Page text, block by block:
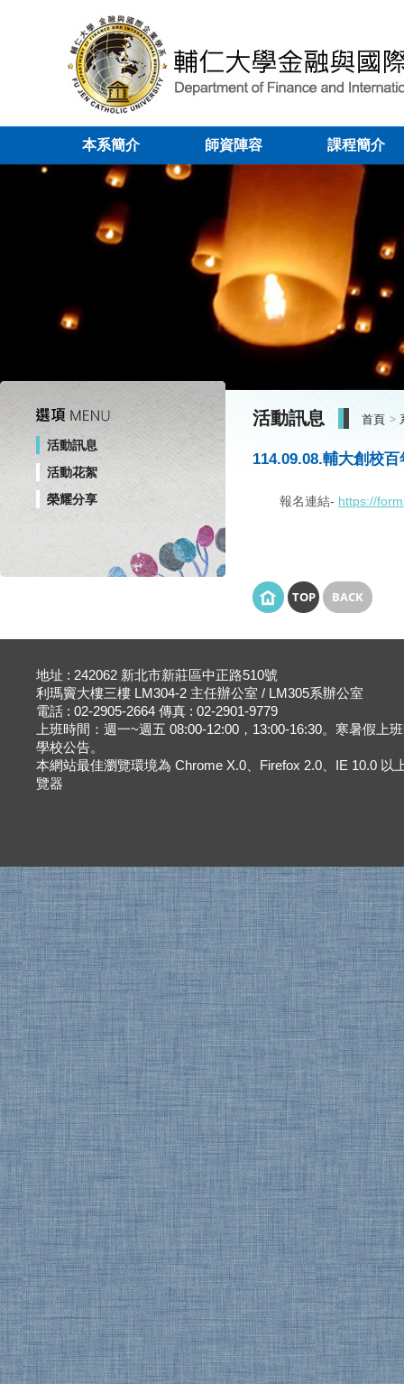
本系簡介 師資陣容 課程簡介
活動訊息
活動花絮
榮耀分享
活動訊息 首頁
114.09.08.輔大創校
報名連結- https://
TOP BACK
地址 : 242062 新北市新莊區中正路510號
利瑪竇大樓三樓 LM304-2 主任辦公室 / LM305系辦公室
電話 : 02-2905-2664 傳真 : 02-2901-9779
上班時間：週一~週五 08:00-12:00，13:00-16:30。寒暑假上
學校公告。
本網站最佳瀏覽環境為 Chrome X.0、Firefox 2.0、IE 10.0 以
覽器